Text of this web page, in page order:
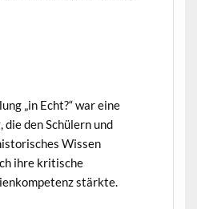
„in Echt?“ war eine
den Schülern und
Wissen
ihre kritische
stärkte.